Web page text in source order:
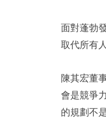
面對蓬勃
取代所有
陳其宏董
會是競爭
的規劃不